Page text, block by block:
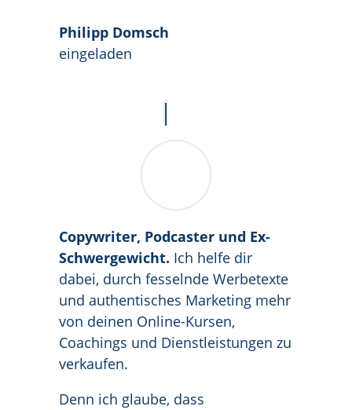
Philipp Domsch
eingeladen
Copywriter, Podcaster und Ex-
Schwergewicht. Ich helfe dir
dabei, durch fesselnde Werbetexte
und authentisches Marketing mehr
von deinen Online-Kursen,
Coachings und Dienstleistungen zu
verkaufen.
Denn ich glaube, dass